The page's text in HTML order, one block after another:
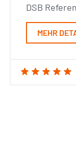
DSB
MEHR